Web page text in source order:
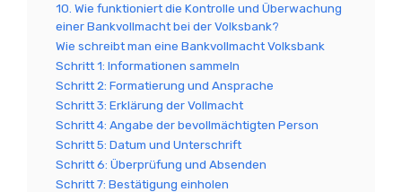
10. Wie funktioniert die Kontrolle und Überwachung
einer Bankvollmacht bei der Volksbank?
Wie schreibt man eine Bankvollmacht Volksbank
Schritt 1: Informationen sammeln
Schritt 2: Formatierung und Ansprache
Schritt 3: Erklärung der Vollmacht
Schritt 4: Angabe der bevollmächtigten Person
Schritt 5: Datum und Unterschrift
Schritt 6: Überprüfung und Absenden
Schritt 7: Bestätigung einholen